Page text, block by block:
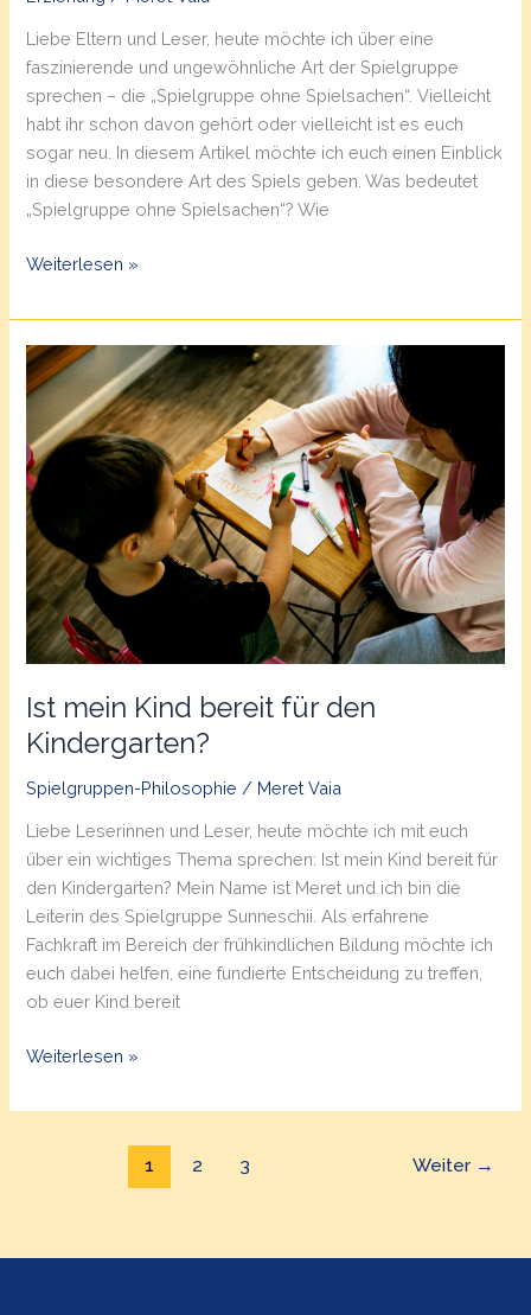
Liebe Eltern und Leser, heute möchte ich über eine
faszinierende und ungewöhnliche Art der Spielgruppe
sprechen – die „Spielgruppe ohne Spielsachen“. Vielleicht
habt ihr schon davon gehört oder vielleicht ist es euch
sogar neu. In diesem Artikel möchte ich euch einen Einblick
in diese besondere Art des Spiels geben. Was bedeutet
„Spielgruppe ohne Spielsachen“? Wie
Spielgruppe
Spielsachen
Weiterlesen »
Ist mein Kind bereit für den
Kindergarten?
Spielgruppen-Philosophie / Meret Vaia
Liebe Leserinnen und Leser, heute möchte ich mit euch
über ein wichtiges Thema sprechen: Ist mein Kind bereit für
den Kindergarten? Mein Name ist Meret und ich bin die
Leiterin des Spielgruppe Sunneschii. Als erfahrene
Fachkraft im Bereich der frühkindlichen Bildung möchte ich
euch dabei helfen, eine fundierte Entscheidung zu treffen,
ob euer Kind bereit
Ist
Kind
Weiterlesen »
1 2 3 Weiter →